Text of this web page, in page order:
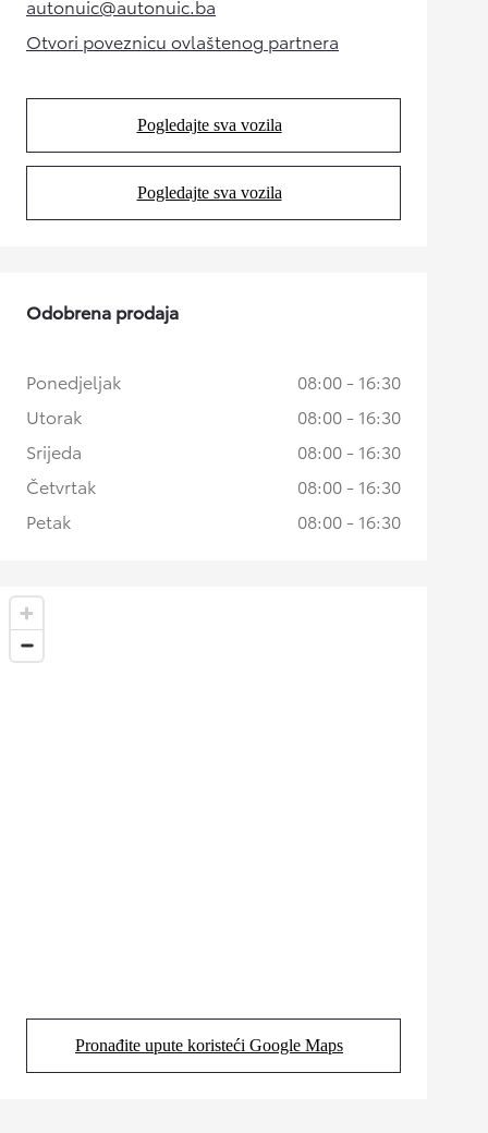
autonuic@autonuic.ba
(Opens in new tab)
Otvori poveznicu ovlaštenog partnera
(Opens in new tab)
Pogledajte sva vozila
(Opens in new tab)
Pogledajte sva vozila
(Opens in new tab)
Pronađite upute koristeći Google Maps
(Opens in new tab)
Odobrena prodaja
Ponedjeljak
08:00 - 16:30
Utorak
08:00 - 16:30
Srijeda
08:00 - 16:30
Četvrtak
08:00 - 16:30
Petak
08:00 - 16:30